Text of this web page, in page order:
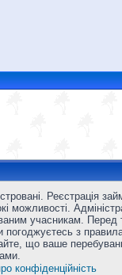
Реєстрація
можливості.
учасникам. Перед
погоджуєтесь з
що ваше
конфіденційність